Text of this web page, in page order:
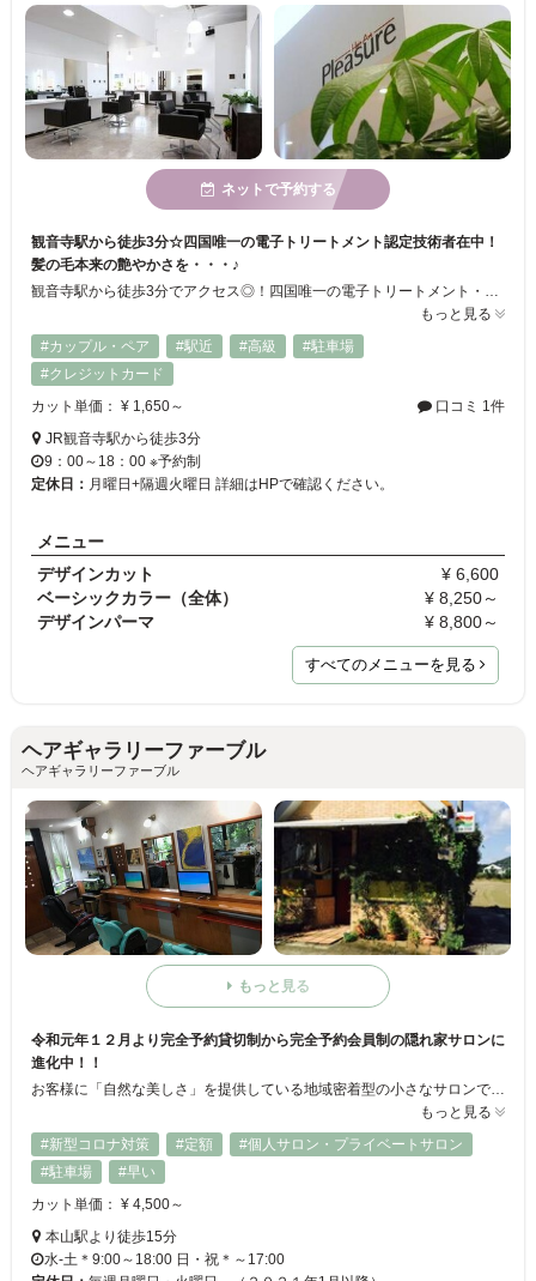
ネットで予約する
観音寺駅から徒歩3分☆四国唯一の電子トリートメント認定技術者在中！
髪の毛本来の艶やかさを・・・♪
もっと見る
#カップル・ペア
#駅近 #高級
#駐車場
#クレジットカード
カット単価： ¥ 1,650～
口コミ 1件
JR観音寺駅から徒歩3分
9：00～18：00 ※予約制
定休日： 月曜日+隔週火曜日 詳細はHPで確認ください。
メニュー
デザインカット
¥ 6,600
ベーシックカラー（全体）
¥ 8,250～
デザインパーマ
¥ 8,800～
すべてのメニューを見る
ヘアギャラリーファーブル
ヘアギャラリーファーブル
もっと見る
令和元年１２月より完全予約貸切制から完全予約会員制の隠れ家サロンに
進化中！！
お客様に「自然な美しさ」を提供している地域密着型の小さなサロンです☆地球環境まで考え、自然素材を贅沢に使用しているので、髪や頭皮をいたわりながらオシャレを楽しめます♪ホームケアを最小限に留め、流行に左右されず、機能性、再現性を重視したスタイルをお届けしています◎髪にお悩みがある方は、ぜひご相談ください！令和1年より定額制も導入！入会には条件と定員がありますので気になる方はお早めに。。。
もっと見る
#新型コロナ対策
#定額
#個人サロン・プライベートサロン
#駐車場
#早い
カット単価： ¥ 4,500～
本山駅より徒歩15分
水-土＊9:00～18:00 日・祝＊～17:00